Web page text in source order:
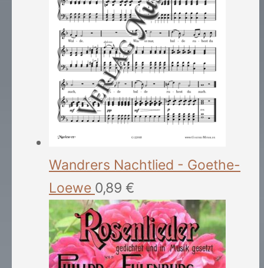
Wandrers Nachtlied - Goethe-
Loewe 0,89 €